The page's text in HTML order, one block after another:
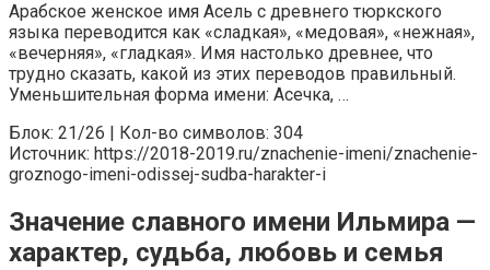
Арабское женское имя Асель с древнего тюркского
языка переводится как «сладкая», «медовая», «нежная»,
«вечерняя», «гладкая». Имя настолько древнее, что
трудно сказать, какой из этих переводов правильный.
Уменьшительная форма имени: Асечка, …
Блок: 21/26 | Кол-во символов: 304
Источник: https://2018-2019.ru/znachenie-imeni/znachenie-
groznogo-imeni-odissej-sudba-harakter-i
Значение славного имени Ильмира —
характер, судьба, любовь и семья